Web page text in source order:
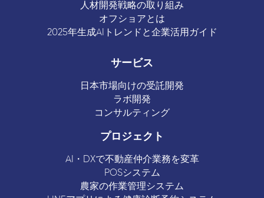
人材開発戦略の取り組み
オフショアとは
2025年生成AIトレンドと企業活用ガイド
サービス
日本市場向けの受託開発
ラボ開発
コンサルティング
プロジェクト
AI・DXで不動産仲介業務を変革
POSシステム
農家の作業管理システム